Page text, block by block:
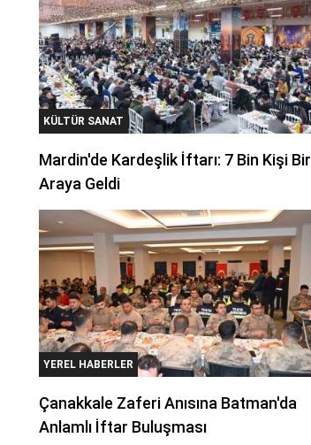
KÜLTÜR SANAT
Mardin'de Kardeşlik İftarı: 7 Bin Kişi Bir
Araya Geldi
YEREL HABERLER
Çanakkale Zaferi Anısına Batman'da
Anlamlı İftar Buluşması